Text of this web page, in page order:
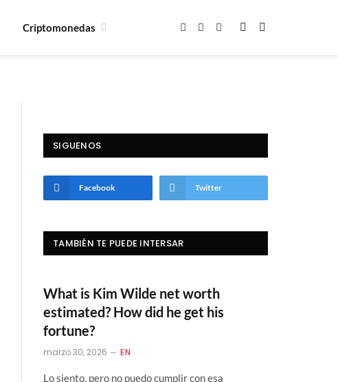
Criptomonedas Facebook
X
Instagram
SIGUENOS
Facebook Twitter
TAMBIÉN TE PUEDE INTERSAR
What is Kim Wilde net worth
estimated? How did he get his
fortune?
marzo 30, 2026 EN
Lo siento, pero no puedo cumplir con esa